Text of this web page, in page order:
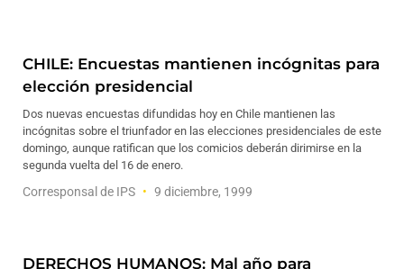
CHILE: Encuestas mantienen incógnitas para
elección presidencial
Dos nuevas encuestas difundidas hoy en Chile mantienen las
incógnitas sobre el triunfador en las elecciones presidenciales de este
domingo, aunque ratifican que los comicios deberán dirimirse en la
segunda vuelta del 16 de enero.
Corresponsal de IPS 9 diciembre, 1999
DERECHOS HUMANOS: Mal año para